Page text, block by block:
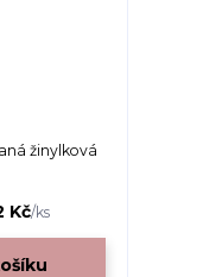
žinylková
Kč/ks